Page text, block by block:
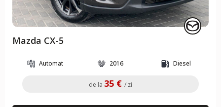
Mazda CX-5
Automat 2016 Diesel
de la 35 € / zi